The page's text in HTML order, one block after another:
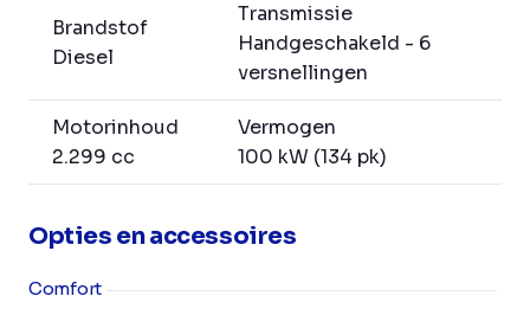
Brandstof
Diesel
Transmissie
Handgeschakeld - 6
versnellingen
Motorinhoud
2.299 cc
Vermogen
100 kW (134 pk)
Opties en accessoires
Comfort